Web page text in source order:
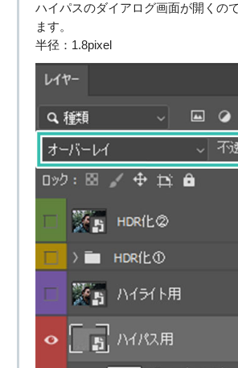
ハイパスのダイアログ画面が開くの
ます。
半径：1.8pixel